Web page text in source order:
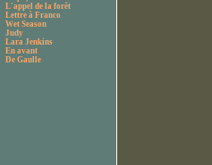
L'appel de la forêt
Lettre à Franco
Wet Season
Judy
Lara Jenkins
En avant
De Gaulle